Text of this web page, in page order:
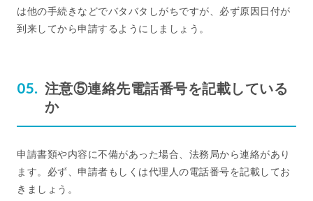
は他の手続きなどでバタバタしがちですが、必ず原因日付が
到来してから申請するようにしましょう。
注意⑤連絡先電話番号を記載している
か
申請書類や内容に不備があった場合、法務局から連絡があり
ます。必ず、申請者もしくは代理人の電話番号を記載してお
きましょう。